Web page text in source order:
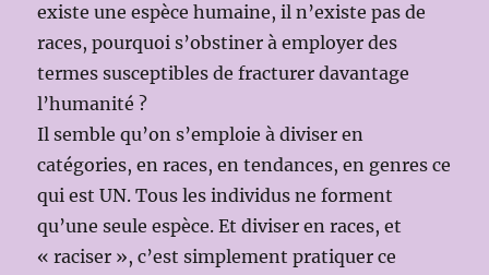
existe une espèce humaine, il n’existe pas de
races, pourquoi s’obstiner à employer des
termes susceptibles de fracturer davantage
l’humanité ?
Il semble qu’on s’emploie à diviser en
catégories, en races, en tendances, en genres ce
qui est UN. Tous les individus ne forment
qu’une seule espèce. Et diviser en races, et
« raciser », c’est simplement pratiquer ce